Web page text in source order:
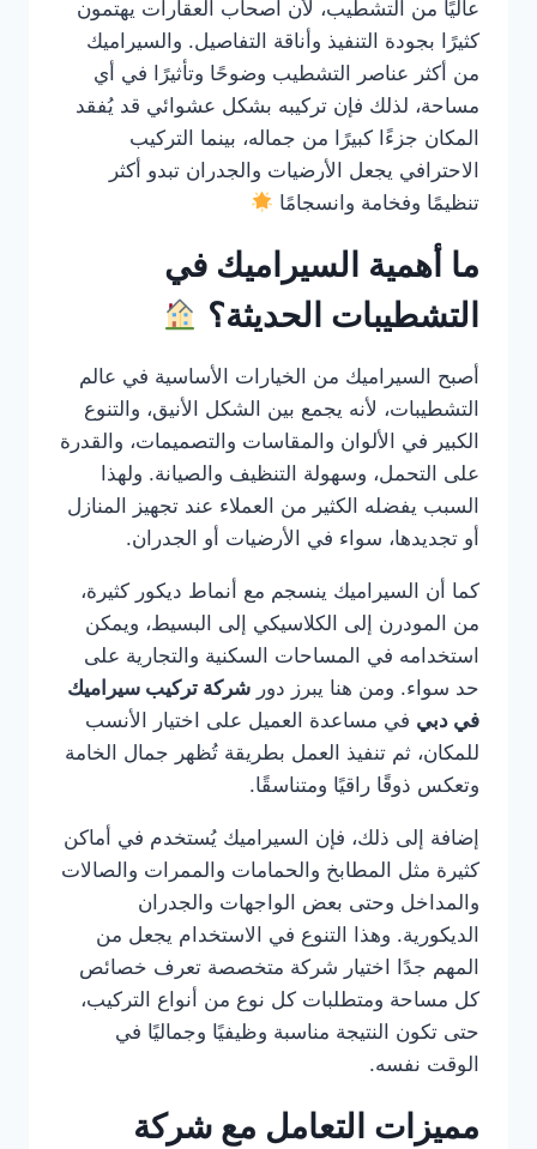
عاليًا من التشطيب، لأن أصحاب العقارات يهتمون
كثيرًا بجودة التنفيذ وأناقة التفاصيل. والسيراميك
من أكثر عناصر التشطيب وضوحًا وتأثيرًا في أي
مساحة، لذلك فإن تركيبه بشكل عشوائي قد يُفقد
المكان جزءًا كبيرًا من جماله، بينما التركيب
الاحترافي يجعل الأرضيات والجدران تبدو أكثر
تنظيمًا وفخامة وانسجامًا
ما أهمية السيراميك في
التشطيبات الحديثة؟
أصبح السيراميك من الخيارات الأساسية في عالم
التشطيبات، لأنه يجمع بين الشكل الأنيق، والتنوع
الكبير في الألوان والمقاسات والتصميمات، والقدرة
على التحمل، وسهولة التنظيف والصيانة. ولهذا
السبب يفضله الكثير من العملاء عند تجهيز المنازل
أو تجديدها، سواء في الأرضيات أو الجدران.
كما أن السيراميك ينسجم مع أنماط ديكور كثيرة،
من المودرن إلى الكلاسيكي إلى البسيط، ويمكن
استخدامه في المساحات السكنية والتجارية على
حد سواء. ومن هنا يبرز دور شركة تركيب سيراميك
في دبي في مساعدة العميل على اختيار الأنسب
للمكان، ثم تنفيذ العمل بطريقة تُظهر جمال الخامة
وتعكس ذوقًا راقيًا ومتناسقًا.
إضافة إلى ذلك، فإن السيراميك يُستخدم في أماكن
كثيرة مثل المطابخ والحمامات والممرات والصالات
والمداخل وحتى بعض الواجهات والجدران
الديكورية. وهذا التنوع في الاستخدام يجعل من
المهم جدًا اختيار شركة متخصصة تعرف خصائص
كل مساحة ومتطلبات كل نوع من أنواع التركيب،
حتى تكون النتيجة مناسبة وظيفيًا وجماليًا في
الوقت نفسه.
مميزات التعامل مع شركة